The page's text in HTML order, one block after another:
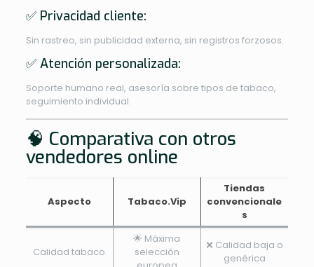
✅ Privacidad cliente:
Sin rastreo, sin publicidad externa, sin registros forzosos.
✅ Atención personalizada:
Soporte humano real, asesoría sobre tipos de tabaco,
seguimiento individual.
🧠 Comparativa con otros
vendedores online
Aspecto Tabaco.Vip
Tiendas
convencionale
s
Calidad tabaco
🌟 Máxima
selección
❌ Calidad baja o
genérica